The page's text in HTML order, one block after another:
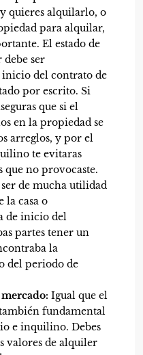
quieres alquilarlo, o
para alquilar,
El estado de
ser
del contrato de
por escrito. Si
que si el
en la propiedad se
arreglos, y por el
te evitaras
que no provocaste.
de mucha utilidad
la casa o
de inicio del
partes tener un
la
del periodo de
Igual que el
fundamental
e inquilino. Debes
valores de alquiler